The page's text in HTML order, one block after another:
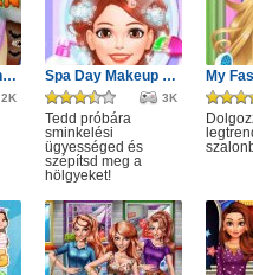
Glow Halloween nails polish
2K
Spa Day Makeup Artist
3K
Tedd próbára
sminkelési
ügyességed és
szépítsd meg a
hölgyeket!